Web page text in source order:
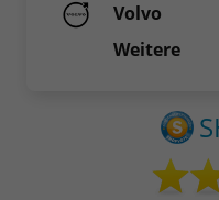
Volvo
Weitere